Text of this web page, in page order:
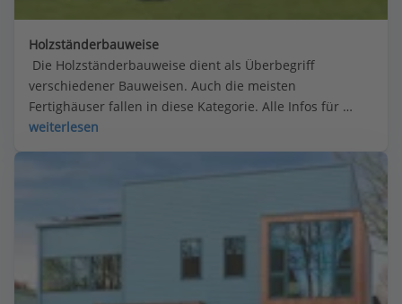
Holzständerbauweise
Die Holzständerbauweise dient als Überbegriff
verschiedener Bauweisen. Auch die meisten
Fertighäuser fallen in diese Kategorie. Alle Infos für
Bauherren.
weiterlesen